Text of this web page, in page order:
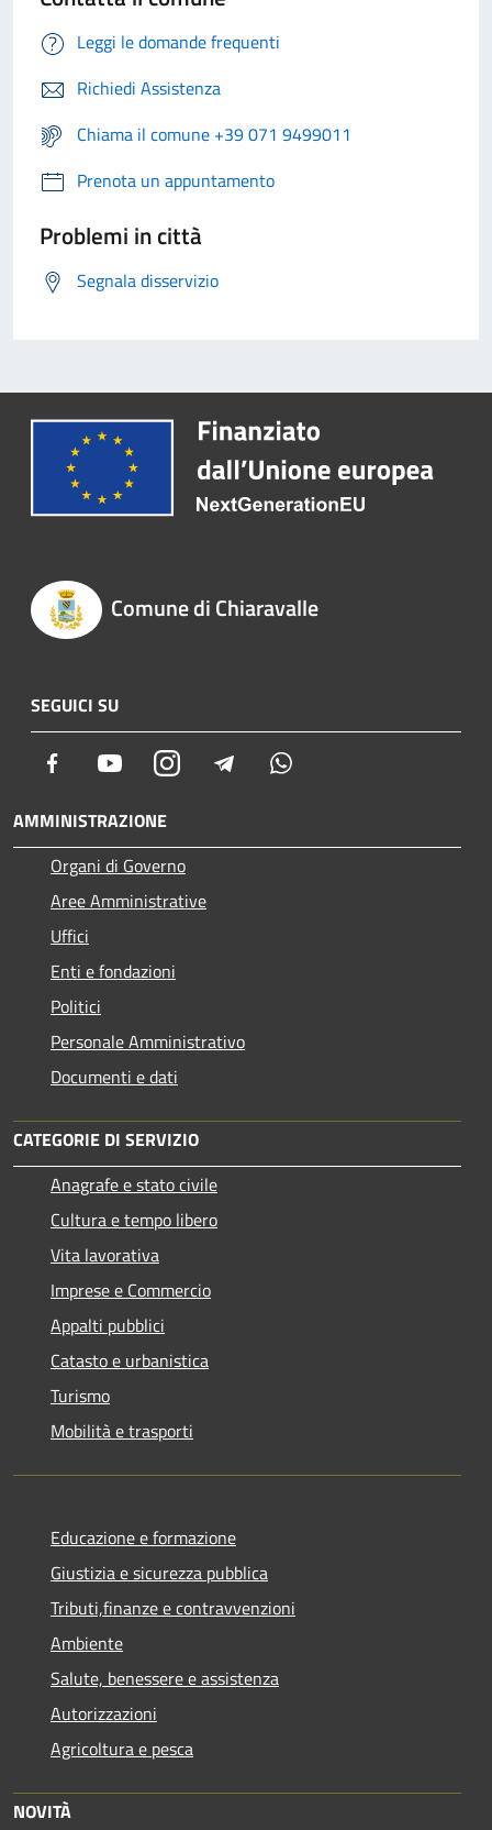
Leggi le domande frequenti
Richiedi Assistenza
Chiama il comune +39 071 9499011
Prenota un appuntamento
Problemi in città
Segnala disservizio
Comune di Chiaravalle
SEGUICI SU
Facebook YoutubeInstagram Telegram
AMMINISTRAZIONE
Organi di Governo
Aree Amministrative
Uffici
Enti e fondazioni
Politici
Personale Amministrativo
Documenti e dati
CATEGORIE DI SERVIZIO
Anagrafe e stato civile
Cultura e tempo libero
Vita lavorativa
Imprese e Commercio
Appalti pubblici
Catasto e urbanistica
Turismo
Mobilità e trasporti
Educazione e formazione
Giustizia e sicurezza pubblica
Tributi,finanze e contravvenzioni
Ambiente
Salute, benessere e assistenza
Autorizzazioni
Agricoltura e pesca
NOVITÀ